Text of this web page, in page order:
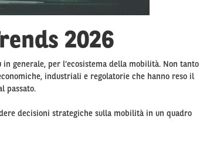
2026
generale, per l’ecosistema della mobilità. Non tanto
industriali e regolatorie che hanno reso il
passato.
decisioni strategiche sulla mobilità in un quadro